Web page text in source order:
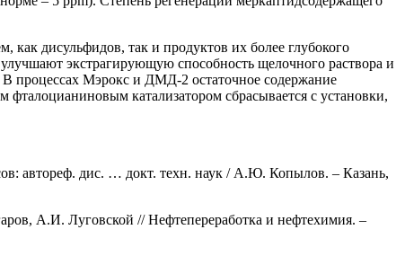
дисульфидов, так и продуктов их более глубокого
экстрагирующую способность щелочного раствора и
процессах Мэрокс и ДМД-2 остаточное содержание
катализатором сбрасывается с установки,
автореф. дис. … докт. техн. наук / А.Ю. Копылов. – Казань,
А.И. Луговской // Нефтепереработка и нефтехимия. –